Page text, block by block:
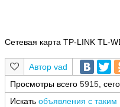
Сетевая карта TP-LINK TL-
vad
Просмотры всего 5915 ,
Искать объявления с таким